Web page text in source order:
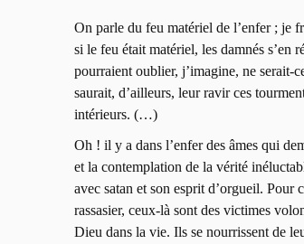
On parle du feu matériel de l’enfer ; je
si le feu était matériel, les damnés s’en
pourraient oublier, j’imagine, ne serait-
saurait, d’ailleurs, leur ravir ces
intérieurs. (…)
Oh ! il y a dans l’enfer des âmes qui
et la contemplation de la vérité
avec satan et son esprit d’orgueil. Pour
rassasier, ceux-là sont des victimes
Dieu dans la vie. Ils se nourrissent de